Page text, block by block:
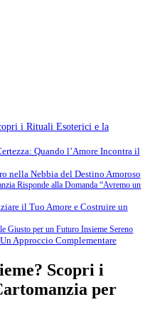
i Rituali Esoterici e la
Quando l’Amore Incontra il
nella Nebbia del Destino Amoroso
Risponde alla Domanda “Avremo un
il Tuo Amore e Costruire un
Giusto per un Futuro Insieme Sereno
Approccio Complementare
Scopri i
per